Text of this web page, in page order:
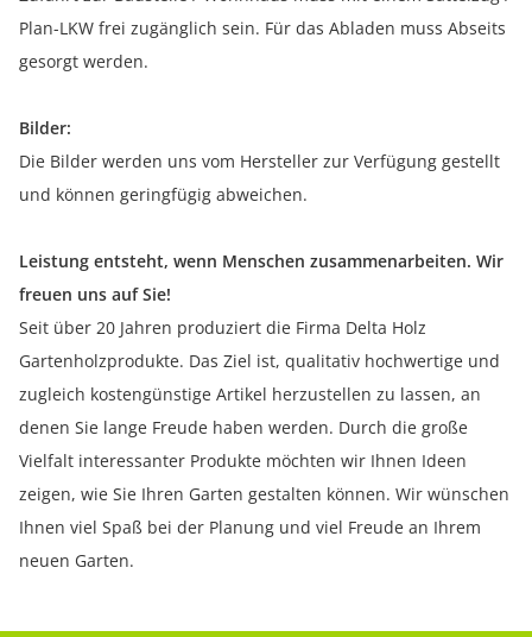
Plan-LKW frei zugänglich sein. Für das Abladen muss Abseits
gesorgt werden.
Bilder:
Die Bilder werden uns vom Hersteller zur Verfügung gestellt
und können geringfügig abweichen.
Leistung entsteht, wenn Menschen zusammenarbeiten. Wir
freuen uns auf Sie!
Seit über 20 Jahren produziert die Firma Delta Holz
Gartenholzprodukte. Das Ziel ist, qualitativ hochwertige und
zugleich kostengünstige Artikel herzustellen zu lassen, an
denen Sie lange Freude haben werden. Durch die große
Vielfalt interessanter Produkte möchten wir Ihnen Ideen
zeigen, wie Sie Ihren Garten gestalten können. Wir wünschen
Ihnen viel Spaß bei der Planung und viel Freude an Ihrem
neuen Garten.